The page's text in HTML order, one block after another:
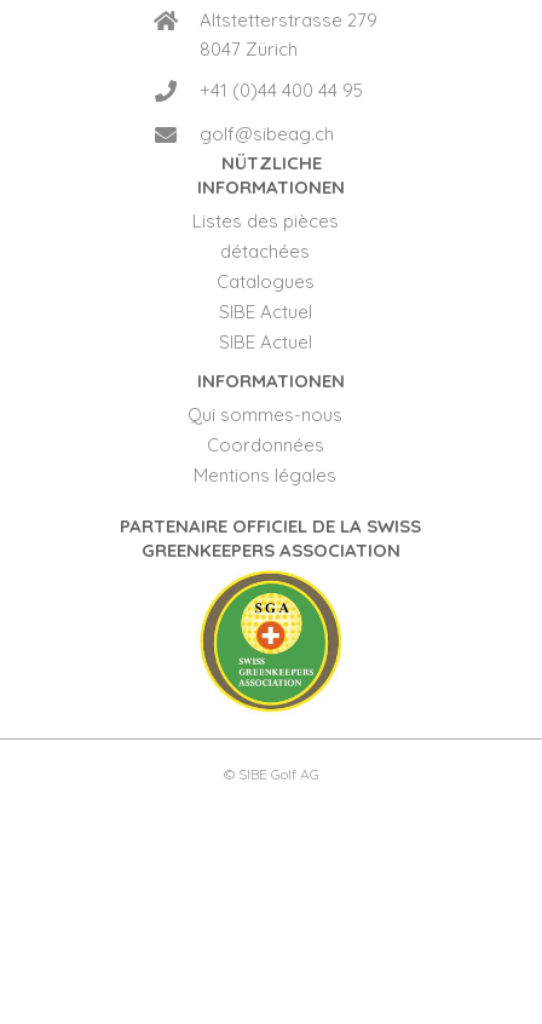
Altstetterstrasse 279
8047 Zürich
+41 (0)44 400 44 95
golf@sibeag.ch
NÜTZLICHE
INFORMATIONEN
Listes des pièces
détachées
Catalogues
SIBE Actuel
SIBE Actuel
INFORMATIONEN
Qui sommes-nous
Coordonnées
Mentions légales
PARTENAIRE OFFICIEL DE LA SWISS
GREENKEEPERS ASSOCIATION
© SIBE Golf AG